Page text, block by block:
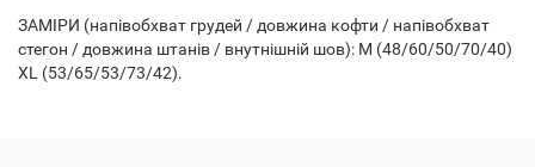
ЗАМІРИ (напівобхват грудей / довжина кофти / напівобхват
стегон / довжина штанів / внутнішній шов): M (48/60/50/70/40)
XL (53/65/53/73/42).